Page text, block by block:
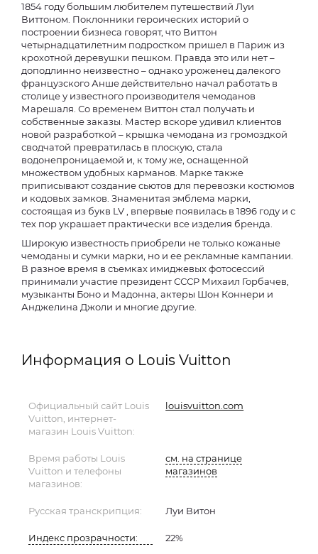
1854 году большим любителем путешествий Луи
Виттоном. Поклонники героических историй о
построении бизнеса говорят, что Виттон
четырнадцатилетним подростком пришел в Париж из
крохотной деревушки пешком. Правда это или нет –
доподлинно неизвестно – однако уроженец далекого
французского Анше действительно начал работать в
столице у известного производителя чемоданов
Марешаля. Со временем Виттон стал получать и
собственные заказы. Мастер вскоре удивил клиентов
новой разработкой – крышка чемодана из громоздкой
сводчатой превратилась в плоскую, стала
водонепроницаемой и, к тому же, оснащенной
множеством удобных карманов. Марке также
приписывают создание сьютов для перевозки костюмов
и кодовых замков. Знаменитая эмблема марки,
состоящая из букв LV , впервые появилась в 1896 году и с
тех пор украшает практически все изделия бренда.
Широкую известность приобрели не только кожаные
чемоданы и сумки марки, но и ее рекламные кампании.
В разное время в съемках имиджевых фотосессий
принимали участие президент СССР Михаил Горбачев,
музыканты Боно и Мадонна, актеры Шон Коннери и
Анджелина Джоли и многие другие.
Информация о Louis Vuitton
Официальный сайт Louis
Vuitton, интернет-
магазин Louis Vuitton:
louisvuitton.com
Время работы Louis
Vuitton и телефоны
магазинов:
см. на странице
магазинов
Русская транскрипция: Луи Витон
Индекс прозрачности: 22%